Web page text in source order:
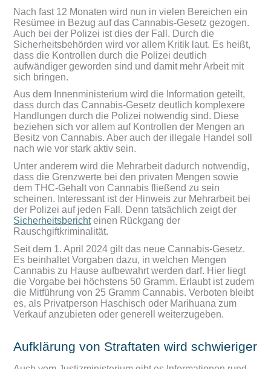
Nach fast 12 Monaten wird nun in vielen Bereichen ein
Resümee in Bezug auf das Cannabis-Gesetz gezogen.
Auch bei der Polizei ist dies der Fall. Durch die
Sicherheitsbehörden wird vor allem Kritik laut. Es heißt,
dass die Kontrollen durch die Polizei deutlich
aufwändiger geworden sind und damit mehr Arbeit mit
sich bringen.
Aus dem Innenministerium wird die Information geteilt,
dass durch das Cannabis-Gesetz deutlich komplexere
Handlungen durch die Polizei notwendig sind. Diese
beziehen sich vor allem auf Kontrollen der Mengen an
Besitz von Cannabis. Aber auch der illegale Handel soll
nach wie vor stark aktiv sein.
Unter anderem wird die Mehrarbeit dadurch notwendig,
dass die Grenzwerte bei den privaten Mengen sowie
dem THC-Gehalt von Cannabis fließend zu sein
scheinen. Interessant ist der Hinweis zur Mehrarbeit bei
der Polizei auf jeden Fall. Denn tatsächlich zeigt der
Sicherheitsberichteinen Rückgang der
Rauschgiftkriminalität.
Seit dem 1. April 2024 gilt das neue Cannabis-Gesetz.
Es beinhaltet Vorgaben dazu, in welchen Mengen
Cannabis zu Hause aufbewahrt werden darf. Hier liegt
die Vorgabe bei höchstens 50 Gramm. Erlaubt ist zudem
die Mitführung von 25 Gramm Cannabis. Verboten bleibt
es, als Privatperson Haschisch oder Marihuana zum
Verkauf anzubieten oder generell weiterzugeben.
Aufklärung von Straftaten wird schwieriger